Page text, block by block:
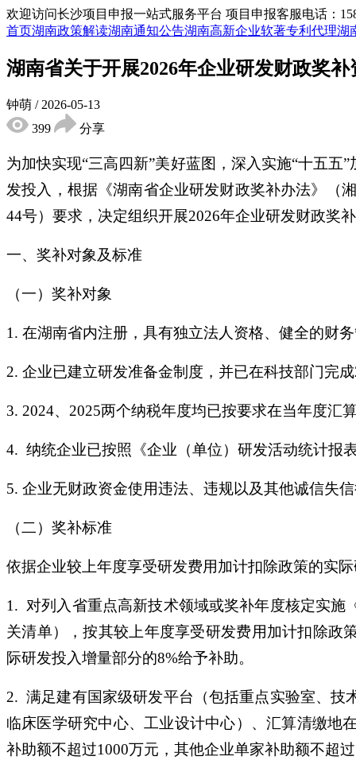
欢迎访问长沙项目申报一站式服务平台 项目申报客服电话：
首页湖南政策解读湖南通知公告湖南高新企业软著专利代理湖
湖南省关于开展2026年企业研发财政奖
钟萌 / 2026-05-13
399
分享
为加快实现“三高四新”美好蓝图，深入实施“十五
发投入，根据《湖南省企业研发财政奖补办法》（
44号）要求，决定组织开展2026年企业研发财政奖
一、奖补对象及标准
（一）奖补对象
1. 在湖南省内注册，具有独立法人资格、健全的财
2. 企业已建立研发准备金制度，并已在科技部门完
3. 2024、2025两个纳税年度均已按要求在当年度汇
4. 纳统企业已按照《企业（单位）研发活动统计报
5. 企业无财政资金使用违法、违规以及其他诚信失
（二）奖补标准
依据企业较上年度享受研发费用加计扣除政策的实
1. 对列入省重点高新技术领域或奖补年度核定实施
关清单），按其较上年度享受研发费用加计扣除政
际研发投入增量部分的8%给予补助。
2. 满足建有国家级研发平台（包括重点实验室、技
临床医学研究中心、工业设计中心）、汇算清缴地
补助额不超过1000万元，其他企业单家补助额不超